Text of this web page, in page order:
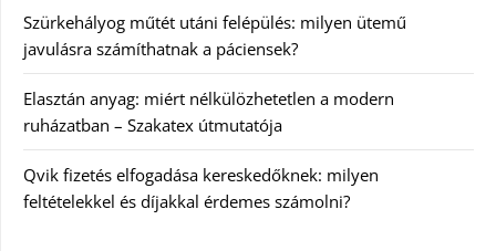
Szürkehályog műtét utáni felépülés: milyen ütemű
javulásra számíthatnak a páciensek?
Elasztán anyag: miért nélkülözhetetlen a modern
ruházatban – Szakatex útmutatója
Qvik fizetés elfogadása kereskedőknek: milyen
feltételekkel és díjakkal érdemes számolni?